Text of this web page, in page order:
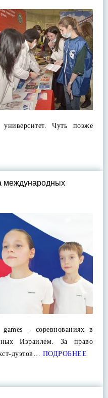
университет. Чуть позже
международных
– соревнованиях в
Израилем. За право
дуэтов… ПОДРОБНЕЕ